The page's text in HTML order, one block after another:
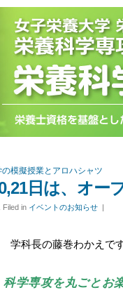
の模擬授業とアロハシャツ
日は、オー
Filed in イベントのお知らせ|
学科長の藤巻わかえで
科学専攻を丸ごとお